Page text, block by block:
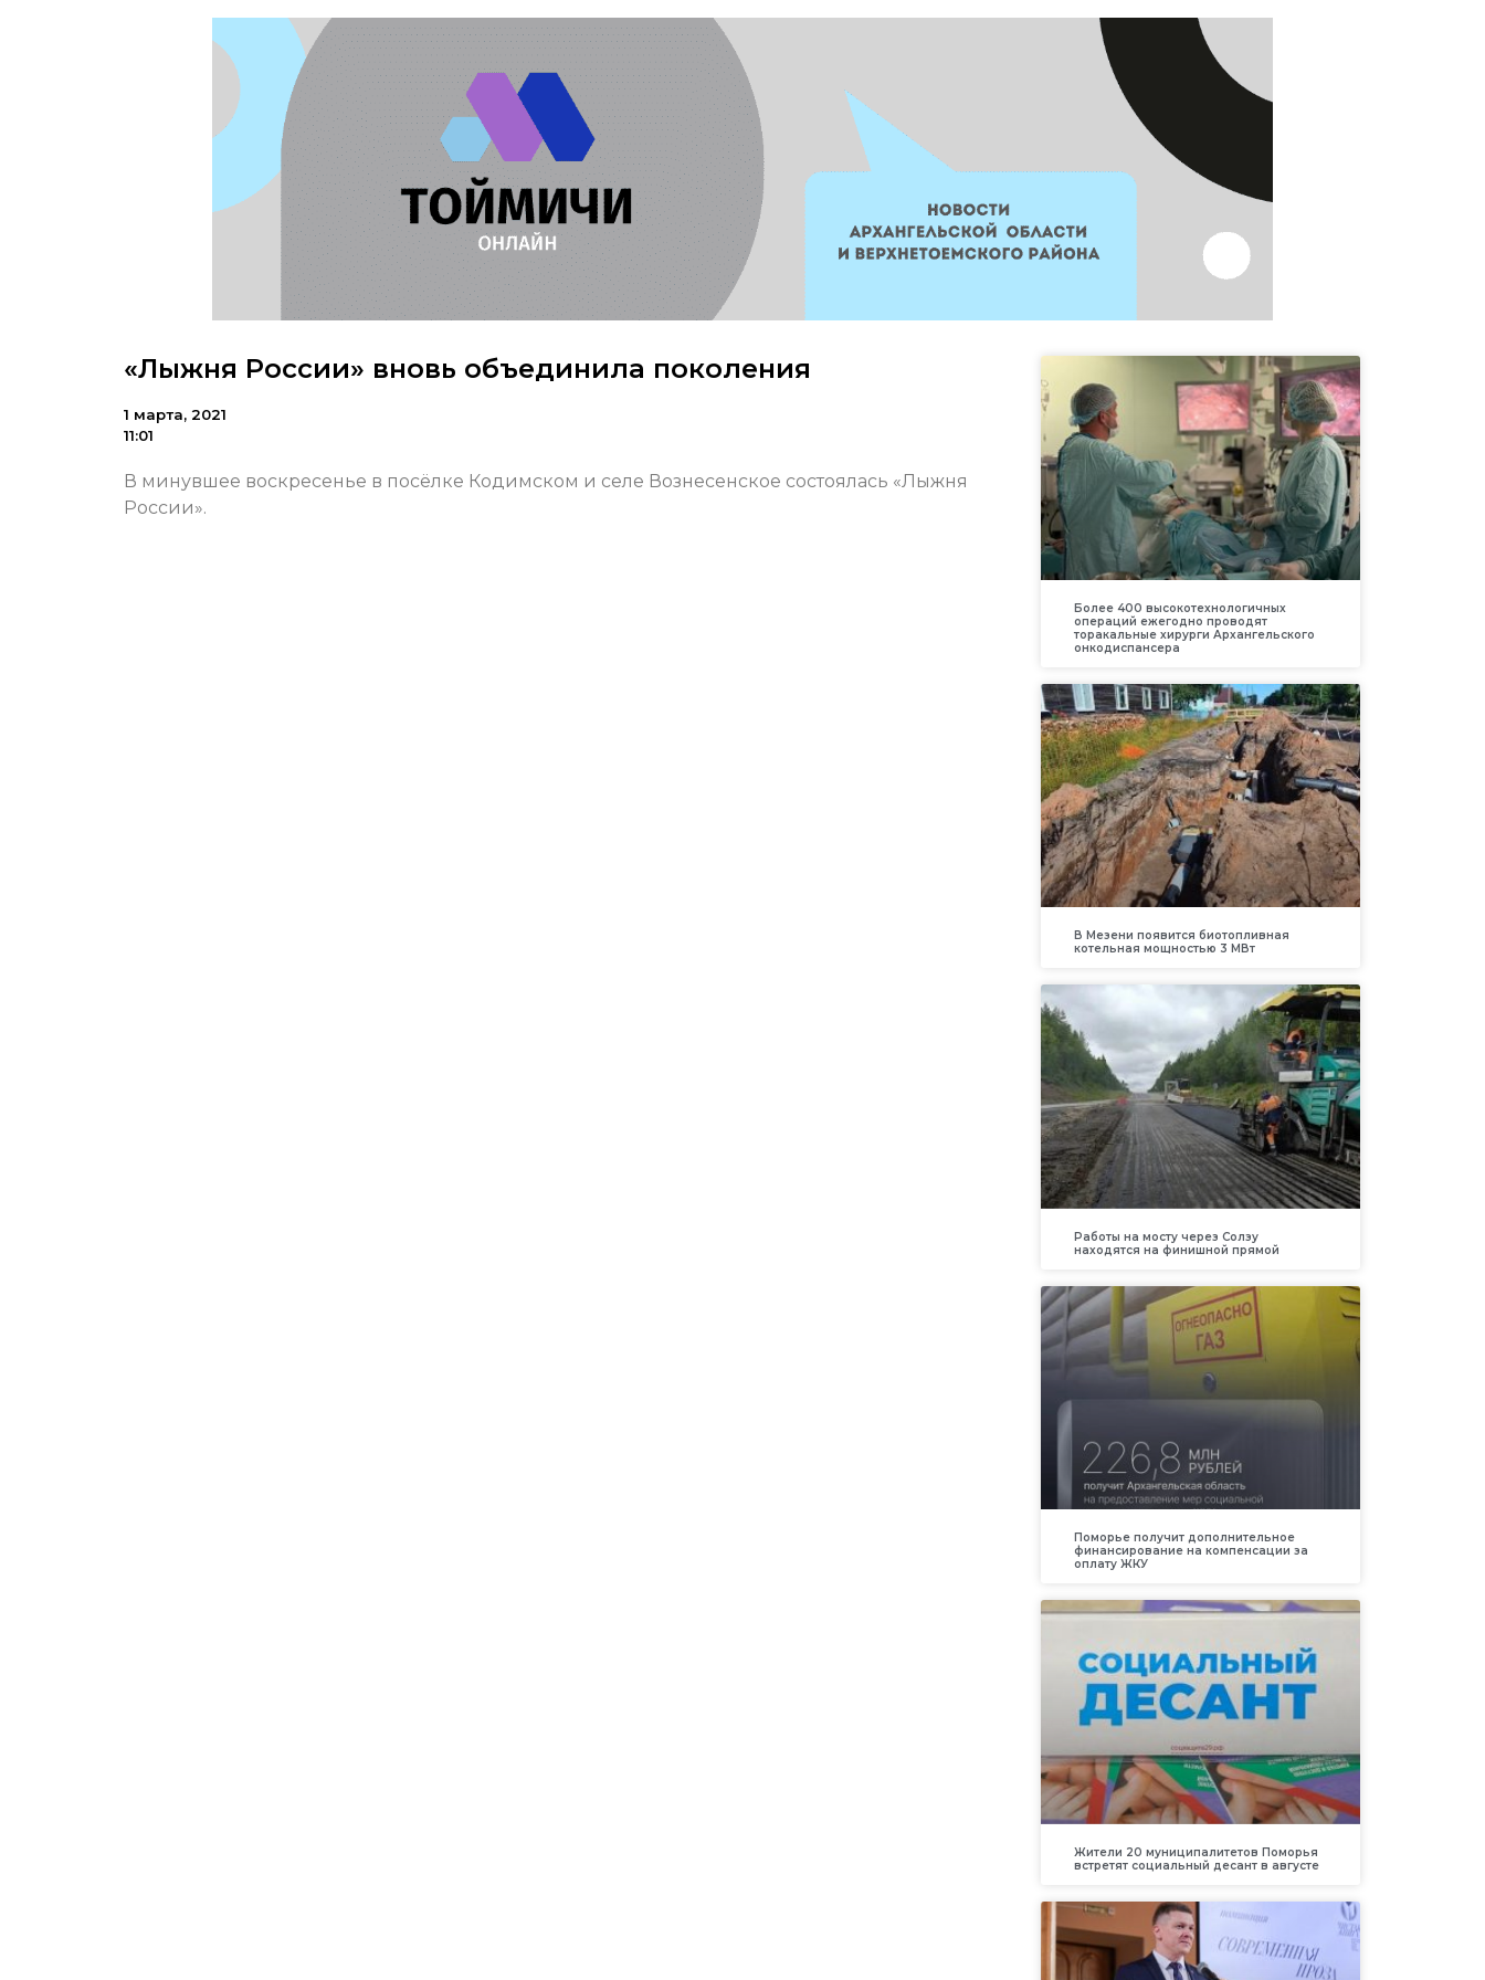
«Лыжня России» вновь объединила поколения
1 марта, 2021
11:01
В минувшее воскресенье в посёлке Кодимском и селе Вознесенское состоялась «Лыжня
России».
Более 400 высокотехнологичных
операций ежегодно проводят
торакальные хирурги Архангельского
онкодиспансера
В Мезени появится биотопливная
котельная мощностью 3 МВт
Работы на мосту через Солзу
находятся на финишной прямой
Поморье получит дополнительное
финансирование на компенсации за
оплату ЖКУ
Жители 20 муниципалитетов Поморья
встретят социальный десант в августе